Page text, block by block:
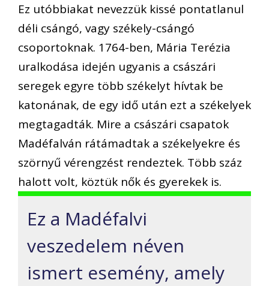
Ez utóbbiakat nevezzük kissé pontatlanul
déli csángó, vagy székely-csángó
csoportoknak. 1764-ben, Mária Terézia
uralkodása idején ugyanis a császári
seregek egyre több székelyt hívtak be
katonának, de egy idő után ezt a székelyek
megtagadták. Mire a császári csapatok
Madéfalván rátámadtak a székelyekre és
szörnyű vérengzést rendeztek. Több száz
halott volt, köztük nők és gyerekek is.
Ez a Madéfalvi
veszedelem néven
ismert esemény, amely